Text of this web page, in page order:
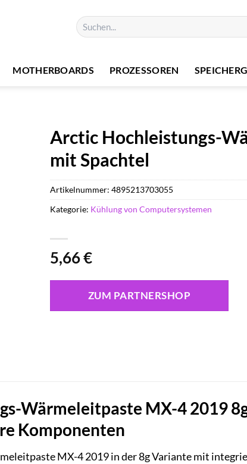
Suchen
nach:
MOTHERBOARDS PROZESSOREN
Arctic Hochleistungs-
mit Spachtel
5,66€
ZUM PARTNERSHOP
Artikelnummer:4895213703055
Kategorie: Kühlung von Computersystemen
Wärmeleitpaste MX-4 2019
Komponenten
MX-4 2019 in der 8g Variante mit